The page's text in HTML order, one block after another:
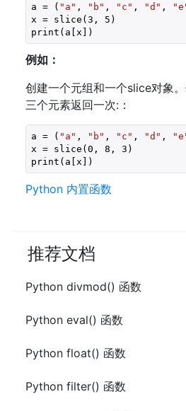
a = ( "a" , "b" , "c" , "d" ,
x = slice(3 , 5 )
print(a[x])
例如：
创建一个元组和一个slice对象
三个元素返回一次:：
a = ( "a" , "b" , "c" , "d" ,
x = slice(0 , 8 , 3 )
print(a[x])
Python 内置函数
推荐文档
Python divmod() 函数
Python eval() 函数
Python float() 函数
Python filter() 函数